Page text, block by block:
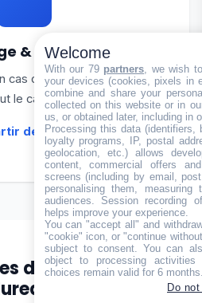
& Réparation
cas de panne. Déplacement
le canton 7j/7.
de 100 €
du canton des Les
Welcome
With our 79 partners, we wish
your devices (cookies, pixels in
combine and share your
collected on this website or in
us, or obtained later, including in
Processing this data (identifiers,
loyalty programs, IP, postal
geolocation, etc.) allows
content, commercial offers
screens (including by email,
personalising them, measuring
audiences. Session recording
helps improve your experience.
You can "accept all" and
"cookie" icon, or "continue
subject to consent. You can
object to processing
choices remain valid for 6
Do